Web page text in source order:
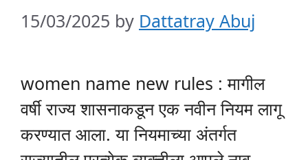
15/03/2025 by Dattatray Abuj
women name new rules : मागील
वर्षी राज्य शासनाकडून एक नवीन नियम लागू
करण्यात आला. या नियमाच्या अंतर्गत